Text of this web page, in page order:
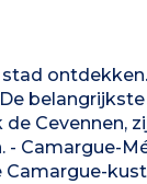
Cevennen,
Camargue-